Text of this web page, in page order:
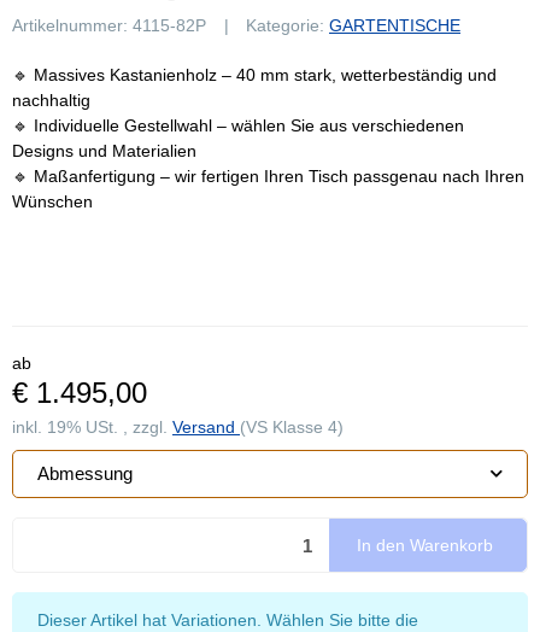
Artikelnummer: 4115-82P Kategorie: GARTENTISCHE
🔹 Massives Kastanienholz – 40 mm stark, wetterbeständig und
nachhaltig
🔹 Individuelle Gestellwahl – wählen Sie aus verschiedenen
Designs und Materialien
🔹 Maßanfertigung – wir fertigen Ihren Tisch passgenau nach Ihren
Wünschen
ab
€ 1.495,00
inkl. 19% USt. , zzgl. Versand (VS Klasse 4)
Abmessung
In den Warenkorb
x
Dieser Artikel hat Variationen. Wählen Sie bitte die